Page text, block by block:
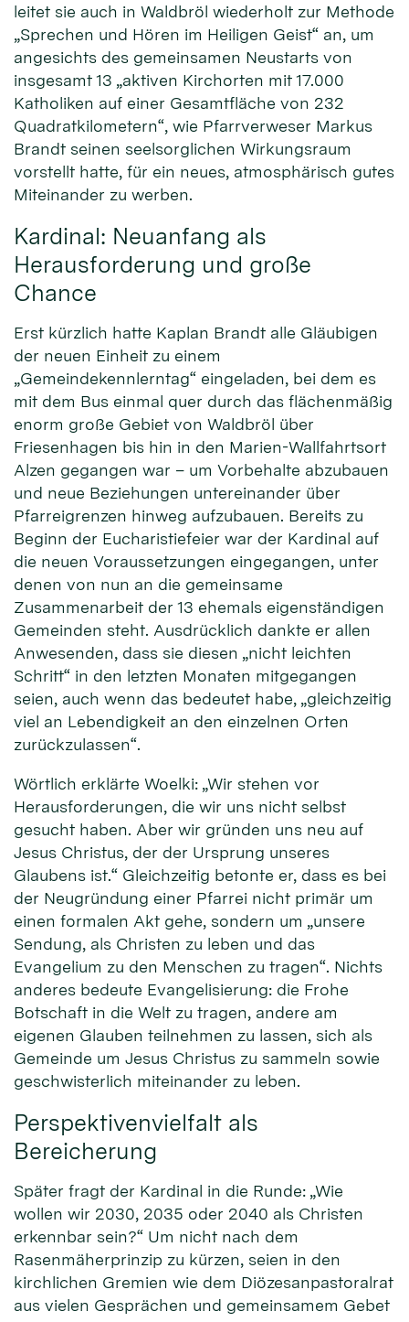
leitet sie auch in Waldbröl wiederholt zur Methode
„Sprechen und Hören im Heiligen Geist“ an, um
angesichts des gemeinsamen Neustarts von
insgesamt 13 „aktiven Kirchorten mit 17.000
Katholiken auf einer Gesamtfläche von 232
Quadratkilometern“, wie Pfarrverweser Markus
Brandt seinen seelsorglichen Wirkungsraum
vorstellt hatte, für ein neues, atmosphärisch gutes
Miteinander zu werben.
Kardinal: Neuanfang als
Herausforderung und große
Chance
Erst kürzlich hatte Kaplan Brandt alle Gläubigen
der neuen Einheit zu einem
„Gemeindekennlerntag“ eingeladen, bei dem es
mit dem Bus einmal quer durch das flächenmäßig
enorm große Gebiet von Waldbröl über
Friesenhagen bis hin in den Marien-Wallfahrtsort
Alzen gegangen war – um Vorbehalte abzubauen
und neue Beziehungen untereinander über
Pfarreigrenzen hinweg aufzubauen. Bereits zu
Beginn der Eucharistiefeier war der Kardinal auf
die neuen Voraussetzungen eingegangen, unter
denen von nun an die gemeinsame
Zusammenarbeit der 13 ehemals eigenständigen
Gemeinden steht. Ausdrücklich dankte er allen
Anwesenden, dass sie diesen „nicht leichten
Schritt“ in den letzten Monaten mitgegangen
seien, auch wenn das bedeutet habe, „gleichzeitig
viel an Lebendigkeit an den einzelnen Orten
zurückzulassen“.
Wörtlich erklärte Woelki: „Wir stehen vor
Herausforderungen, die wir uns nicht selbst
gesucht haben. Aber wir gründen uns neu auf
Jesus Christus, der der Ursprung unseres
Glaubens ist.“ Gleichzeitig betonte er, dass es bei
der Neugründung einer Pfarrei nicht primär um
einen formalen Akt gehe, sondern um „unsere
Sendung, als Christen zu leben und das
Evangelium zu den Menschen zu tragen“. Nichts
anderes bedeute Evangelisierung: die Frohe
Botschaft in die Welt zu tragen, andere am
eigenen Glauben teilnehmen zu lassen, sich als
Gemeinde um Jesus Christus zu sammeln sowie
geschwisterlich miteinander zu leben.
Perspektivenvielfalt als
Bereicherung
Später fragt der Kardinal in die Runde: „Wie
wollen wir 2030, 2035 oder 2040 als Christen
erkennbar sein?“ Um nicht nach dem
Rasenmäherprinzip zu kürzen, seien in den
kirchlichen Gremien wie dem Diözesanpastoralrat
aus vielen Gesprächen und gemeinsamem Gebet